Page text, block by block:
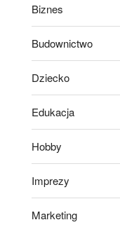
Biznes
Budownictwo
Dziecko
Edukacja
Hobby
Imprezy
Marketing